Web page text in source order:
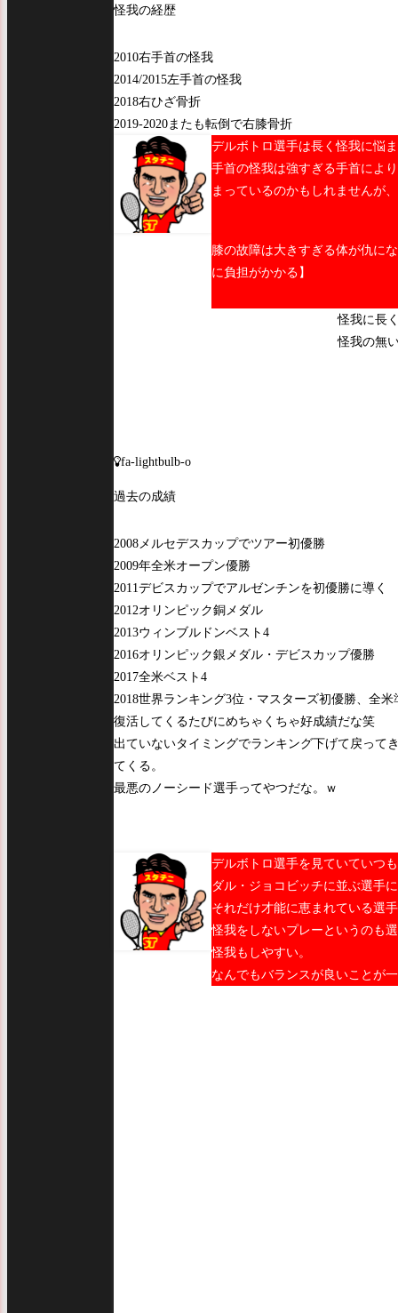
怪我の経歴
2010右手首の怪我
2014/2015左手首の怪我
2018右ひざ骨折
2019-2020またも転倒で右膝骨折
デルボトロ選手は長く怪我に悩
手首の怪我は強すぎる手首によ
まっているのかもしれませんが、
膝の故障は大きすぎる体が仇に
に負担がかかる】
怪我に長
怪我の無
fa-lightbulb-o
過去の成績
2008メルセデスカップでツアー初優勝
2009年全米オープン優勝
2011デビスカップでアルゼンチンを初優勝に導く
2012オリンピック銅メダル
2013ウィンブルドンベスト4
2016オリンピック銀メダル・デビスカップ優勝
2017全米ベスト4
2018世界ランキング3位・マスターズ初優勝、全米
復活してくるたびにめちゃくちゃ好成績だな笑
出ていないタイミングでランキング下げて戻って
てくる。
最悪のノーシード選手ってやつだな。ｗ
デルボトロ選手を見ていていつ
ダル・ジョコビッチに並ぶ選手
それだけ才能に恵まれている選
怪我をしないプレーというのも
怪我もしやすい。
なんでもバランスが良いことが